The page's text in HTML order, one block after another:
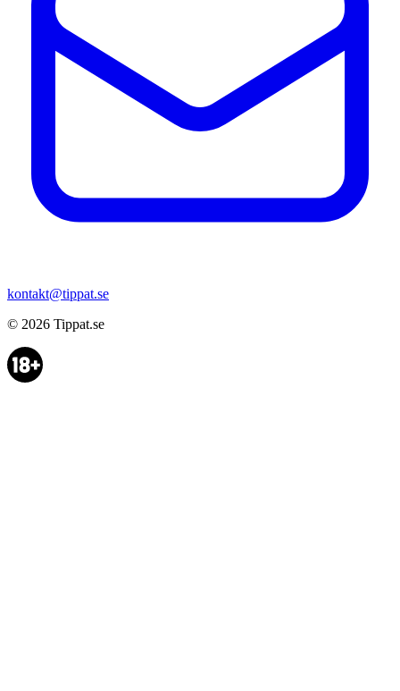
kontakt@tippat.se
© 2026 Tippat.se